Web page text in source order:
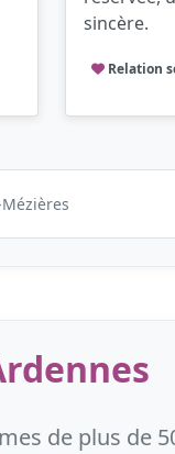
sincère.
Relation
de plus de